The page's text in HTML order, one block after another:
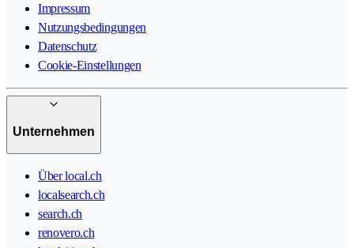
Impressum
Nutzungsbedingungen
Datenschutz
Cookie-Einstellungen
Unternehmen
Über local.ch
localsearch.ch
search.ch
renovero.ch